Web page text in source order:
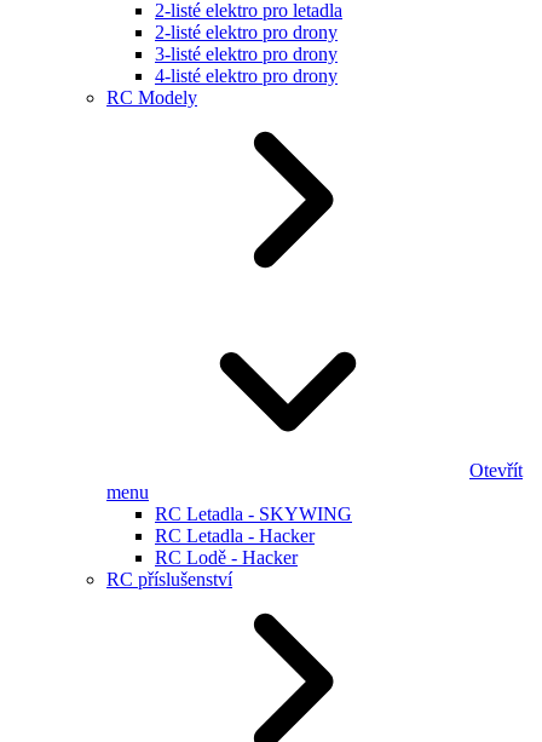
2-listé elektro pro letadla
2-listé elektro pro drony
3-listé elektro pro drony
4-listé elektro pro drony
RC Modely
Otevřít
menu
RC Letadla - SKYWING
RC Letadla - Hacker
RC Lodě - Hacker
RC příslušenství